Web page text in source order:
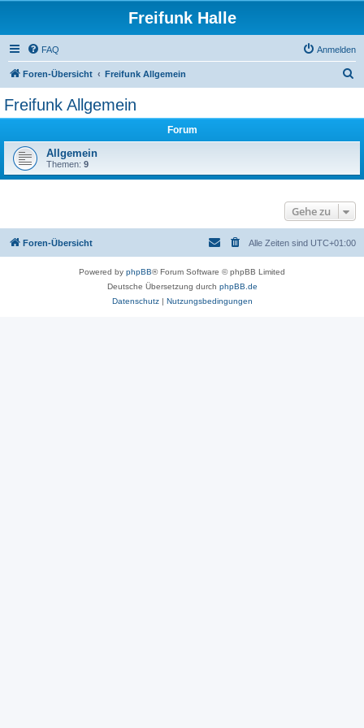
Freifunk Halle
FAQ Anmelden
Foren-Übersicht Freifunk Allgemein
Freifunk Allgemein
Forum
Allgemein
Themen: 9
Gehe zu
Foren-Übersicht Alle Zeiten sind UTC+01:00
Powered by phpBB® Forum Software © phpBB Limited
Deutsche Übersetzung durch phpBB.de
Datenschutz| Nutzungsbedingungen